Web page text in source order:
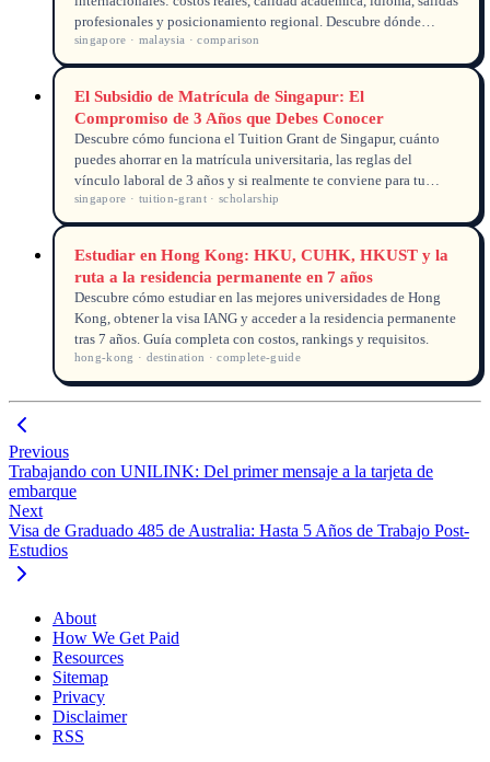
profesionales y posicionamiento regional. Descubre dónde
encajar mejor tu presupuesto y tus metas.
singapore · malaysia · comparison
El Subsidio de Matrícula de Singapur: El
Compromiso de 3 Años que Debes Conocer
Descubre cómo funciona el Tuition Grant de Singapur, cuánto
puedes ahorrar en la matrícula universitaria, las reglas del
vínculo laboral de 3 años y si realmente te conviene para tu
carrera profesional.
singapore · tuition-grant · scholarship
Estudiar en Hong Kong: HKU, CUHK, HKUST y la
ruta a la residencia permanente en 7 años
Descubre cómo estudiar en las mejores universidades de Hong
Kong, obtener la visa IANG y acceder a la residencia permanente
tras 7 años. Guía completa con costos, rankings y requisitos.
hong-kong · destination · complete-guide
Previous
Trabajando con UNILINK: Del primer mensaje a la tarjeta de
embarque
Next
Visa de Graduado 485 de Australia: Hasta 5 Años de Trabajo Post-
Estudios
About
How We Get Paid
Resources
Sitemap
Privacy
Disclaimer
RSS